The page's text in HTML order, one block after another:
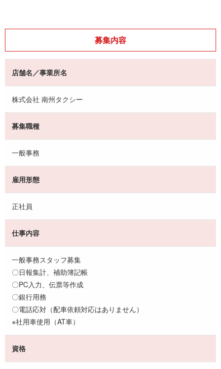
募集内容
店舗名／事業所名
株式会社 南州タクシー
募集職種
一般事務
雇用形態
正社員
仕事内容
一般事務スタッフ募集
〇日報集計、補助簿記帳
〇PC入力、伝票等作成
〇銀行用務
〇電話応対（配車依頼対応はありません）
※社用車使用（AT車）
資格